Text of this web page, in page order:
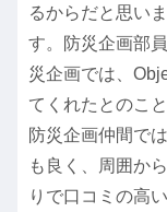
るからだと思い
す。防災企画部
災企画では、
てくれたとのこ
防災企画仲間で
も良く、周囲か
りで口コミの高